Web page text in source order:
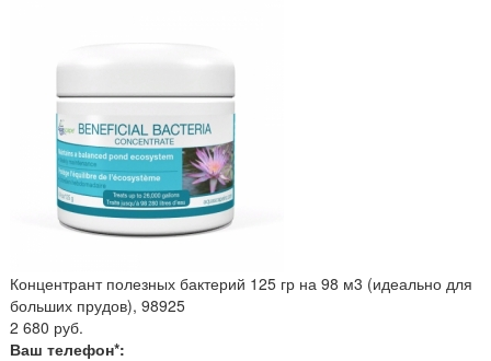
Концентрант полезных бактерий 125 гр на 98 м3 (идеально для
больших прудов), 98925
2 680 руб.
Ваш телефон*: